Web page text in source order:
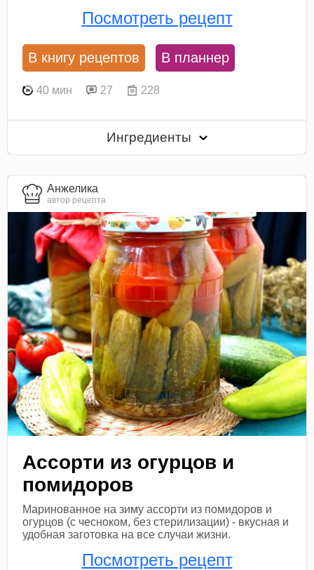
Посмотреть рецепт
В книгу рецептов В планнер
40 мин 27 228
Ингредиенты
Анжелика
автор рецепта
Ассорти из огурцов и
помидоров
Маринованное на зиму ассорти из помидоров и
огурцов (с чесноком, без стерилизации) - вкусная и
удобная заготовка на все случаи жизни.
Посмотреть рецепт